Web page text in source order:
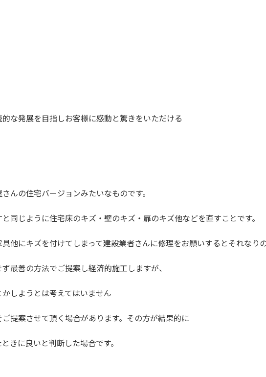
な発展を目指しお客様に感動と驚きをいただける
んの住宅バージョンみたいなものです。
同じように住宅床のキズ・壁のキズ・扉のキズ他などを直すことです。
他にキズを付けてしまって建設業者さんに修理をお願いするとそれなり
最善の方法でご提案し経済的施工しますが、
しようとは考えてはいません
提案させて頂く場合があります。その方が結果的に
きに良いと判断した場合です。